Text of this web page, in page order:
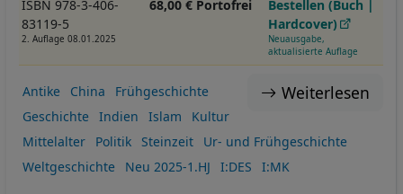
ISBN 978-3-406-
83119-5
2. Auflage 08.01.2025
68,00 € Portofrei
Bestellen (Buch |
Hardcover)
Neuausgabe,
aktualisierte Auflage
Weiterlesen
Antike China
Frühgeschichte
Geschichte
Indien Islam
Kultur
Mittelalter
Politik Steinzeit
Ur- und Frühgeschichte
Weltgeschichte
Neu 2025-1.HJ I:DES I:MK